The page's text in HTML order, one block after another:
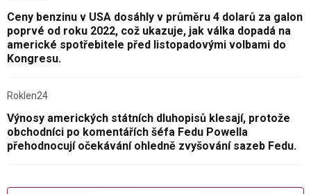
Ceny benzinu v USA dosáhly v průměru 4 dolarů za galon
poprvé od roku 2022, což ukazuje, jak válka dopadá na
americké spotřebitele před listopadovými volbami do
Kongresu.
Roklen24
Výnosy amerických státních dluhopisů klesají, protože
obchodníci po komentářích šéfa Fedu Powella
přehodnocují očekávání ohledně zvyšování sazeb Fedu.